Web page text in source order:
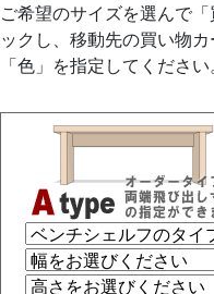
ご希望のサイズを選んで
ックし、移動先の買い物
「色」を指定してください